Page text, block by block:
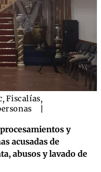
,Fiscalías,
y
acusadas de
abusos y lavado de